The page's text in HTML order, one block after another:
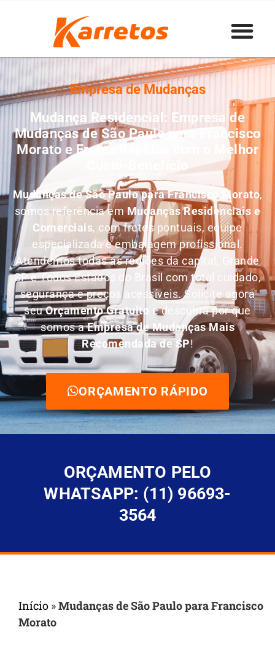
Empresa de Mudanças
Mudança Residencial: Empresa de
Mudanças de São Paulo para Francisco
Morato e Fretes Rápidos com o Melhor
Mudanças de São Paulo para Francisco Morato,
somos referência emMudanças Residenciais e
Comerciais, com fretes pontuais, equipe
especializada e embalagem profissional.
Atendemos todas as regiões da capital, Grande
SP e Todos Estados do Brasil com total cuidado,
segurança e preços acessíveis. Solicite agora
seuOrçamento Gratuito
e descubra por que
somos aEmpresa de Mudanças Mais
Recomendada de SP!
ORÇAMENTO RÁPIDO
ORÇAMENTO PELO
WHATSAPP: (11) 96693-
3564
Início »Mudanças de São Paulo para Francisco
Morato